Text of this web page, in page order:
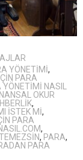
YÖNETIMI,
PARA
YÖNETIMI NASIL
OKUR
,
ISTEK MI,
PARA
,
, PARA,
PARA